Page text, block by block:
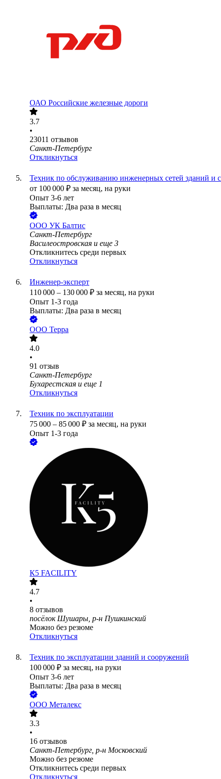
ОАО Российские железные дороги
3.7
•
23011 отзывов
Санкт-Петербург
Откликнуться
Техник по обслуживанию инженерных сетей зданий и
от 100 000 ₽ за месяц, на руки
Опыт 3-6 лет
Выплаты: Два раза в месяц
ООО УК Балтис
Санкт-Петербург
Василеостровская и еще 3
Откликнитесь среди первых
Откликнуться
Инженер-эксперт
110 000 – 130 000 ₽ за месяц, на руки
Опыт 1-3 года
Выплаты: Два раза в месяц
ООО Терра
4.0
•
91 отзыв
Санкт-Петербург
Бухарестская и еще 1
Откликнуться
Техник по эксплуатации
75 000 – 85 000 ₽ за месяц, на руки
Опыт 1-3 года
К5 FACILITY
4.7
•
8 отзывов
посёлок Шушары, р-н Пушкинский
Можно без резюме
Откликнуться
Техник по эксплуатации зданий и сооружений
100 000 ₽ за месяц, на руки
Опыт 3-6 лет
Выплаты: Два раза в месяц
ООО Металекс
3.3
•
16 отзывов
Санкт-Петербург, р-н Московский
Можно без резюме
Откликнитесь среди первых
Откликнуться